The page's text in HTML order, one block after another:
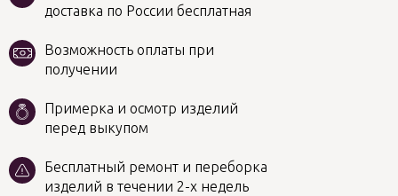
Бесплатный ремонт и переборка
изделий в течении 2-х недель
Примерка и осмотр изделий
перед выкупом
Возможность оплаты при
получении
доставка по России бесплатная